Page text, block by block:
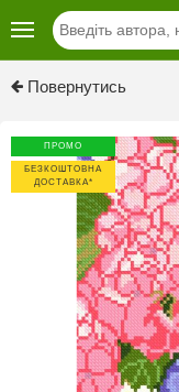
Повернутись
ПРОМО
БЕЗКОШТОВНА
ДОСТАВКА*